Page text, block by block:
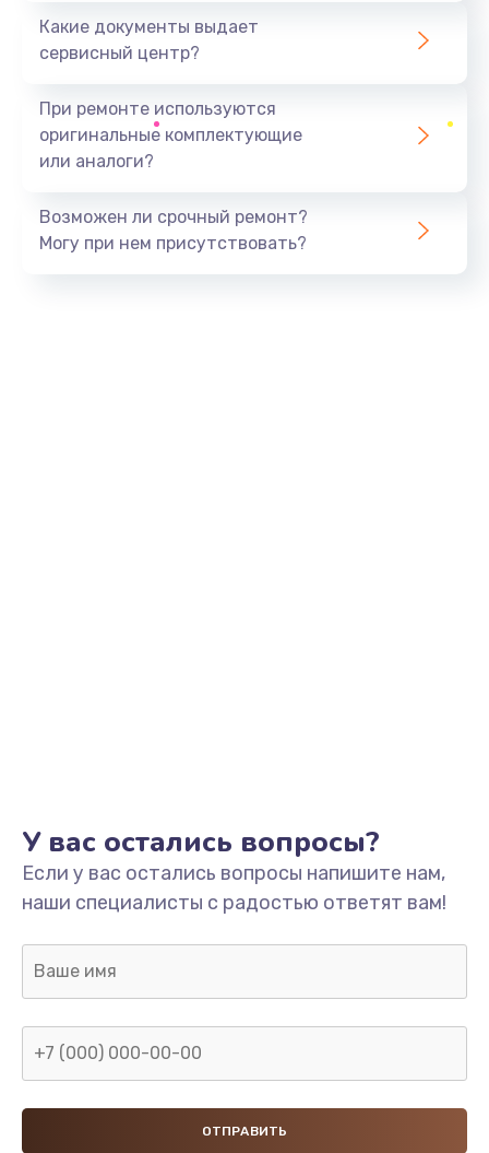
Какие документы выдает
сервисный центр?
При ремонте используются
оригинальные комплектующие
или аналоги?
Возможен ли срочный ремонт?
Могу при нем присутствовать?
У вас остались вопросы?
Если у вас остались вопросы напишите нам,
наши специалисты с радостью ответят вам!